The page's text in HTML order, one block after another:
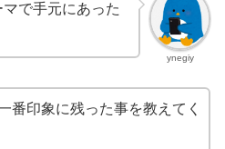
ynegiy
で手元にあった
番印象に残った事を教えてく